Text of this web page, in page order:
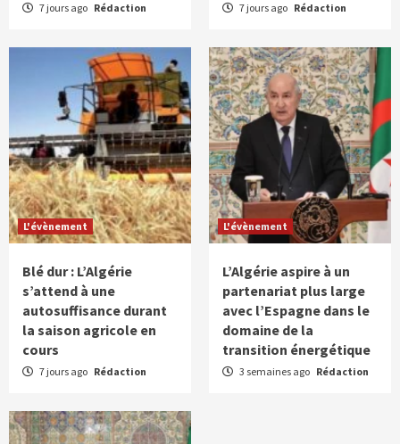
7 jours ago Rédaction 7 jours ago Rédaction
L'évènement
Blé dur : L’Algérie
s’attend à une
autosuffisance durant
la saison agricole en
cours
7 jours ago Rédaction
L'évènement
L’Algérie aspire à un
partenariat plus large
avec l’Espagne dans le
domaine de la
transition énergétique
3 semaines ago Rédaction